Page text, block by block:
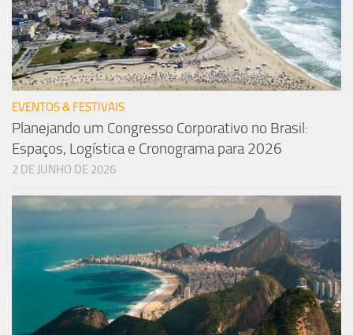
EVENTOS & FESTIVAIS
Planejando um Congresso Corporativo no Brasil:
Espaços, Logística e Cronograma para 2026
2 DE JUNHO DE 2026